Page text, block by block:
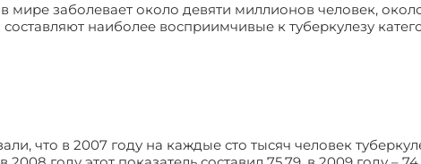
заболевает около девяти миллионов человек,
наиболее восприимчивые к туберкулезу
что в 2007 году на каждые сто тысяч человек